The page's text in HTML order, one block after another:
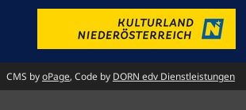
CMS byoPage, Code by DORN edv Dienstleistungen